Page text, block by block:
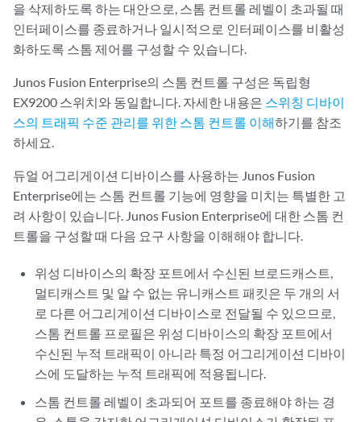
을 삭제하도록 하는 대안으로, 스톰 컨트롤 레벨이 초과될 때
인터페이스를 종료하거나 일시적으로 인터페이스를 비활성
화하도록 스톰 제어를 구성할 수 있습니다.
Junos Fusion Enterprise의 스톰 컨트롤 구성은 독립형
EX9200 스위치와 동일합니다. 자세한 내용은 스위칭 디바이
스의 트래픽 수준 관리를 위한 스톰 컨트롤 이해하기를 참조
하세요.
듀얼 어그리게이션 디바이스를 사용하는 Junos Fusion
Enterprise에는 스톰 컨트롤 기능에 영향을 미치는 특별한 고
려 사항이 있습니다. Junos Fusion Enterprise에 대한 스톰 컨
트롤을 구성할 때 다음 요구 사항을 이해해야 합니다.
위성 디바이스의 확장 포트에서 수신된 브로드캐스트,
멀티캐스트 및 알 수 없는 유니캐스트 패킷은 두 개의 서
로 다른 어그리게이션 디바이스로 전달될 수 있으므로,
스톰 컨트롤 프로필은 위성 디바이스의 확장 포트에서
수신된 누적 트래픽이 아니라 특정 어그리게이션 디바이
스에 도달하는 누적 트래픽에 적용됩니다.
스톰 컨트롤 레벨이 초과되어 포트를 종료해야 하는 경